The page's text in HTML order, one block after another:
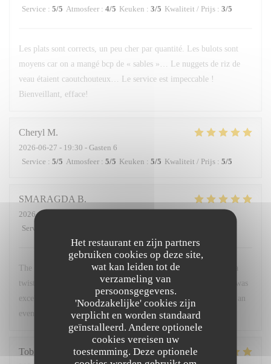
Het restaurant en zijn partners
gebruiken cookies op deze site,
wat kan leiden tot de
verzameling van
persoonsgegevens.
'Noodzakelijke' cookies zijn
verplicht en worden standaard
geïnstalleerd. Andere optionele
cookies vereisen uw
toestemming. Deze optionele
Service : 5/5 Atmosfeer : 4/5 Keuken : 3/5 Kwaliteit / Prijs : 3/5
Les plats sont corrects, un peu cher par quantité. Les bulots sont
moyens car on a mangé bcp de « sables »… Le nuggets de riz de
veau étaient caoutchouteux… Le service est impeccable !
Bienveillant, efface!
Cheryl M
2026-06-27 - 19:30 - Gasten 6
Service : 5/5 Atmosfeer : 5/5 Keuken : 5/5 Kwaliteit / Prijs : 5/5
SMARAGDA B
2026-06-20
Service
The food was a very good combination of French cuisine with a
twist. The environment was very friendly and warm. The staff was
excellent. I would recommend it to anyone who wants to spend an
evening like a local.
Tobias